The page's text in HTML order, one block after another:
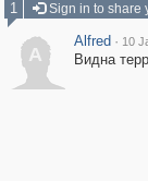
1
Sign in to share
A
Alfred · 10
Видна